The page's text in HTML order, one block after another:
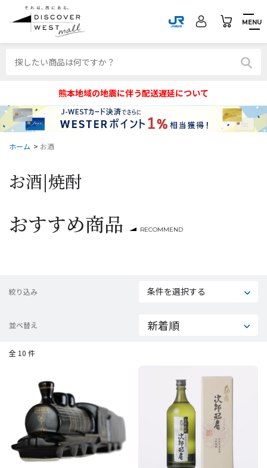
MENU
熊本地域の地震に伴う配送遅延について
ホーム > お酒
お酒|焼酎
おすすめ商品 RECOMMEND
絞り込み 条件を選択する
並べ替え
全 10 件